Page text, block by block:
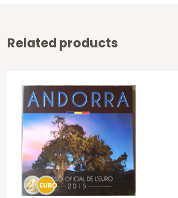
Related products